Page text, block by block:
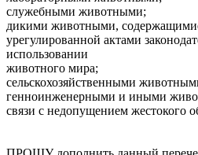
служебными животными;
дикими животными,
урегулированной актами
использовании
животного мира;
сельскохозяйственными
генноинженерными и иными
связи с недопущением жестокого